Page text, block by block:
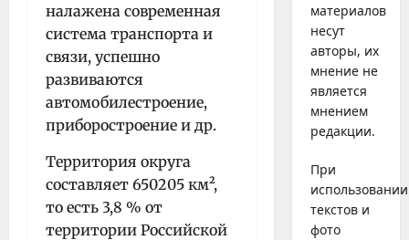
налажена современная
система транспорта и
связи, успешно
развиваются
автомобилестроение,
приборостроение и др.
Территория округа
составляет 650205 км²,
то есть 3,8 % от
территории Российской
материалов
несут
авторы, их
мнение не
является
мнением
редакции.
При
использовании
текстов и
фото